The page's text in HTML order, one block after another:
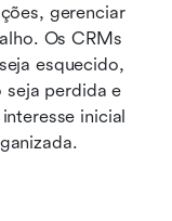
gerenciar
Os CRMs
esquecido,
seja perdida e
inicial